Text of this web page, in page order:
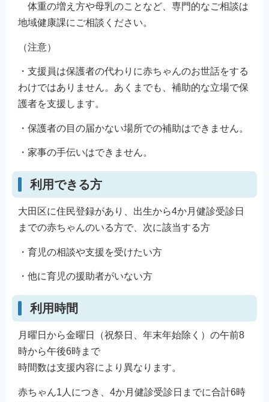
体重の増え方や母乳のことなど、専門的なご相談は
地域健康課にご相談ください。
（注意）
・支援員は保護者の代わりに赤ちゃんのお世話をする
わけではありません。あくまでも、補助的な立場で保
護者を支援します。
・保護者の目の届かない場所での補助はできません。
・家事の手伝いはできません。
利用できる方
大田区に住民登録があり、出生から4か月健診受診日
までの赤ちゃんのいる方で、次に該当する方
・育児の相談や支援を受けたい方
・他に育児の援助者がいない方
利用時間
月曜日から金曜日（祝祭日、年末年始除く）の午前8
時から午後6時まで
時間数は支援内容により異なります。
赤ちゃん1人につき、4か月健診受診日までに合計6時